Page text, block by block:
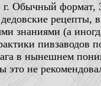
Обычный формат,
рецепты,
знаниями (а
пивзаводов
в нынешнем
это не